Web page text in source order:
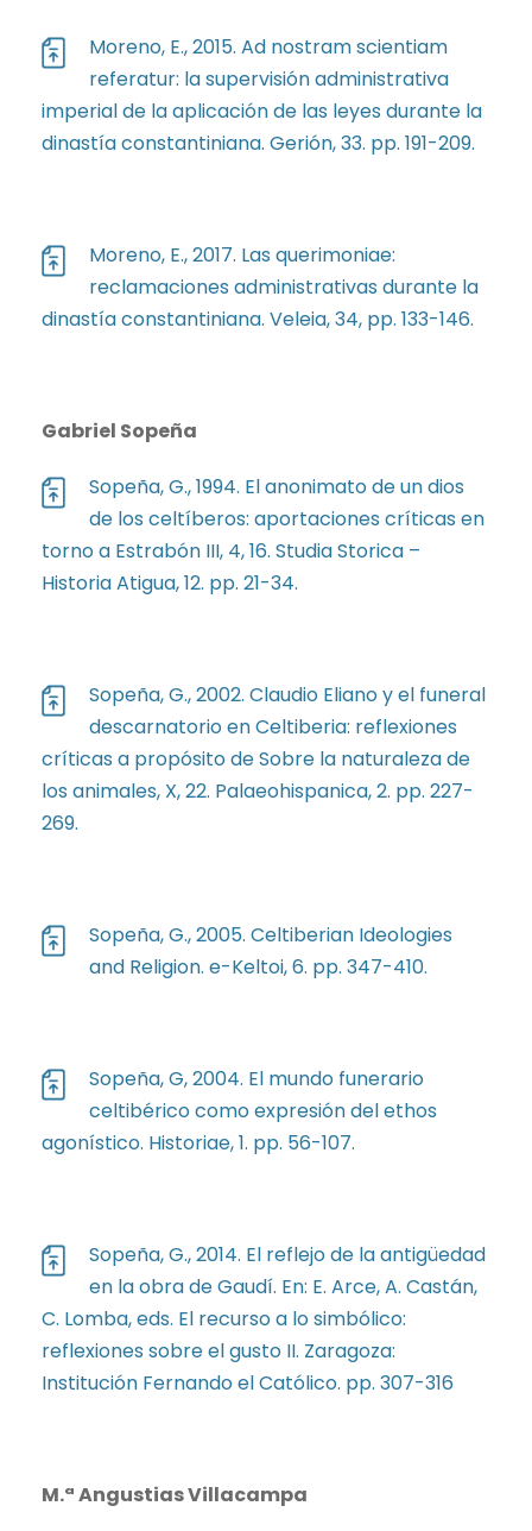
Moreno, E., 2015. Ad nostram scientiam
referatur: la supervisión administrativa
imperial de la aplicación de las leyes durante la
dinastía constantiniana. Gerión, 33. pp. 191-209.
Moreno, E., 2017. Las querimoniae:
reclamaciones administrativas durante la
dinastía constantiniana. Veleia, 34, pp. 133-146.
Gabriel Sopeña
Sopeña, G., 1994. El anonimato de un dios
de los celtíberos: aportaciones críticas en
torno a Estrabón III, 4, 16. Studia Storica –
Historia Atigua, 12. pp. 21-34.
Sopeña, G., 2002. Claudio Eliano y el funeral
descarnatorio en Celtiberia: reflexiones
críticas a propósito de Sobre la naturaleza de
los animales, X, 22. Palaeohispanica, 2. pp. 227-
269.
Sopeña, G., 2005. Celtiberian Ideologies
and Religion. e-Keltoi, 6. pp. 347-410.
Sopeña, G, 2004. El mundo funerario
celtibérico como expresión del ethos
agonístico. Historiae, 1. pp. 56-107.
Sopeña, G., 2014. El reflejo de la antigüedad
en la obra de Gaudí. En: E. Arce, A. Castán,
C. Lomba, eds. El recurso a lo simbólico:
reflexiones sobre el gusto II. Zaragoza:
Institución Fernando el Católico. pp. 307-316
M.ª Angustias Villacampa